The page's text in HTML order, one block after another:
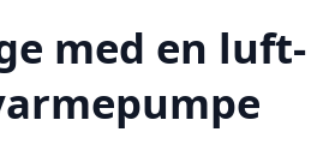
med en luft-